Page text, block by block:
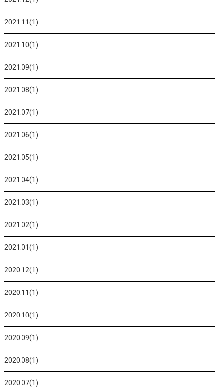
2021.11(1)
2021.10(1)
2021.09(1)
2021.08(1)
2021.07(1)
2021.06(1)
2021.05(1)
2021.04(1)
2021.03(1)
2021.02(1)
2021.01(1)
2020.12(1)
2020.11(1)
2020.10(1)
2020.09(1)
2020.08(1)
2020.07(1)